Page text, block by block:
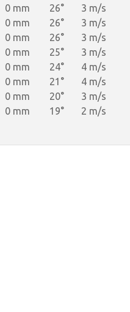
0 mm 26°
3 m/s
0 mm 26°
3 m/s
0 mm 26°
3 m/s
0 mm 25°
3 m/s
0 mm 24°
4 m/s
0 mm 21°
4 m/s
0 mm 20°
3 m/s
0 mm 19° 2 m/s